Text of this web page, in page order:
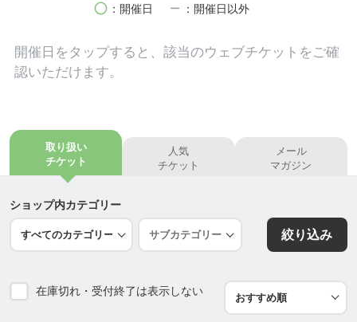
circle ：開催日 remove ：開催日以外
開催日を タップすると、該当のウェブチケットをご確
認いただけます。
取り扱い
チケット
人気
チケット
メール
マガジン
ショップ内カテゴリー
絞り込み
在庫切れ・受付終了は表示しない